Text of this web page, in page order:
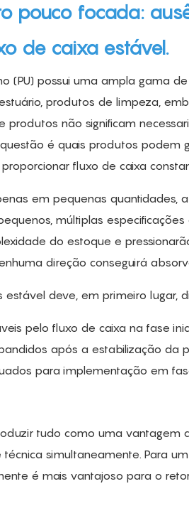
pouco focada:
de caixa estável.
(PU) possui uma ampla gama
produtos de limpeza,
produtos não significam
é quais produtos
fluxo de caixa
em pequenas quantidades,
múltiplas
do estoque e
direção conseguirá
deve, em primeiro lugar,
​​pelo fluxo de caixa na fase
após a estabilização da
para implementação em
tudo como uma vantagem
simultaneamente. Para
é mais vantajoso para o